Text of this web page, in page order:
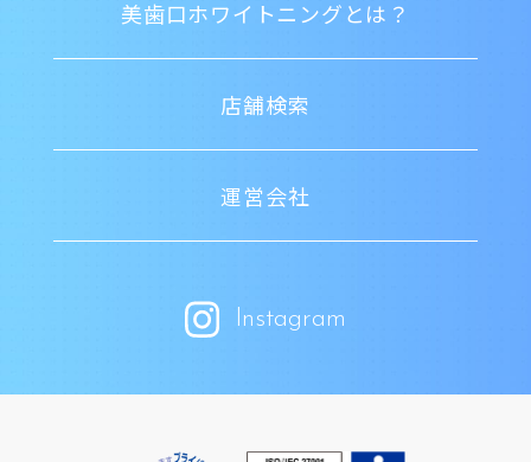
美歯口ホワイトニングとは？
店舗検索
運営会社
Instagram